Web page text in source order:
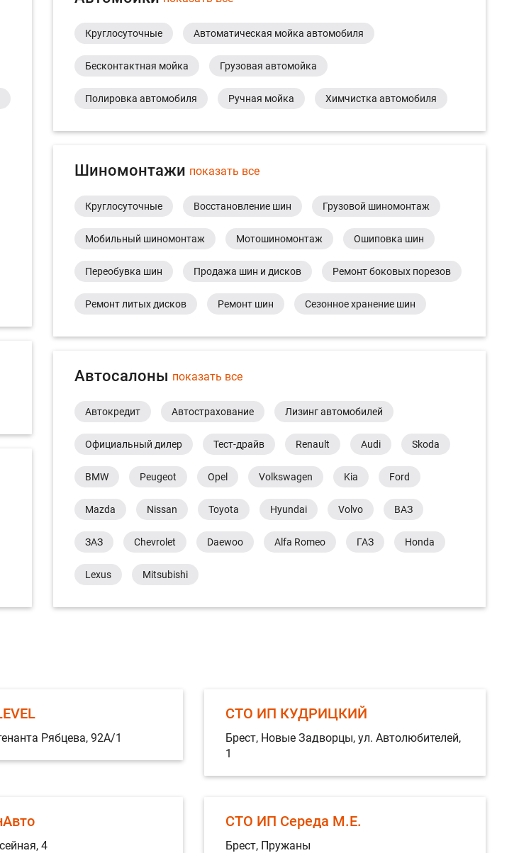
Круглосуточные Автоматическая мойка автомобиля
Бесконтактная мойка Грузовая автомойка
Полировка автомобиля Ручная мойка Химчистка автомобиля
Шиномонтажи показать все
Круглосуточные Восстановление шин Грузовой шиномонтаж
Мобильный шиномонтаж Мотошиномонтаж Ошиповка шин
Переобувка шин Продажа шин и дисков Ремонт боковых порезов
Ремонт литых дисков Ремонт шин Сезонное хранение шин
Автосалоны показать все
Автокредит Автострахование Лизинг автомобилей
Официальный дилер Тест-драйв Renault Audi Skoda
BMW Peugeot Opel Volkswagen Kia Ford
Mazda Nissan Toyota Hyundai Volvo ВАЗ
ЗАЗ Chevrolet Daewoo Alfa Romeo ГАЗ Honda
Lexus Mitsubishi
Рябцева, 92А/1
СТО ИП КУДРИЦКИЙ
Брест, Новые Задворцы, ул. Автолюбителей,
1
4
СТО ИП Середа М.Е.
Брест, Пружаны